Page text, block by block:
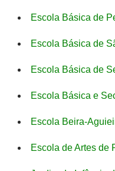
Escola Básica de
Escola Básica de
Escola Básica de
Escola Básica e
Escola Beira-
Escola de Artes de